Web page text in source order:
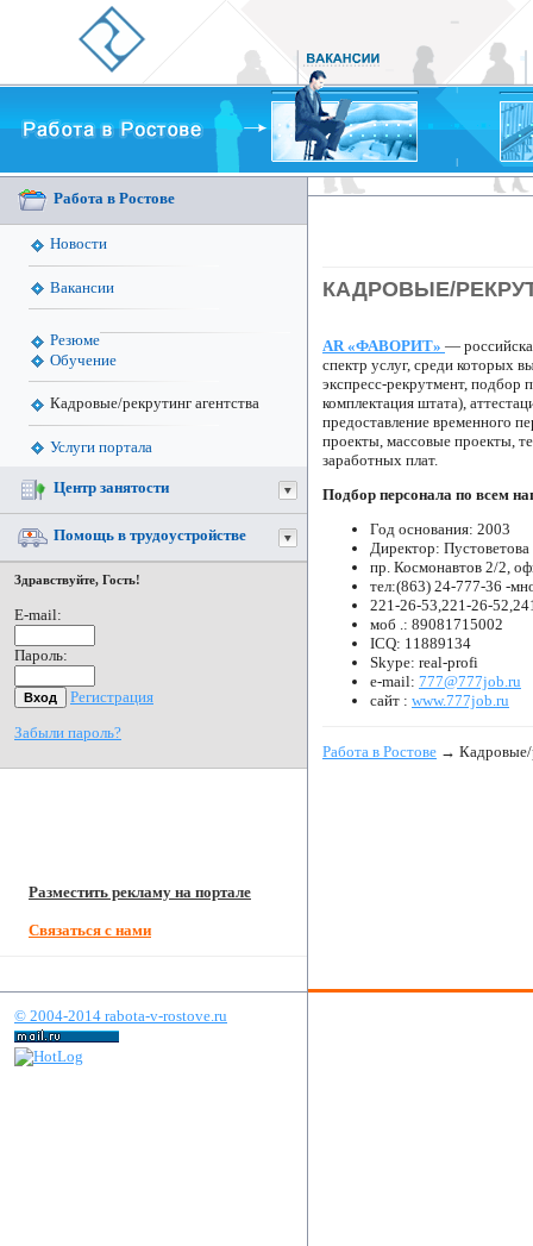
Работа в Ростове
Новости
Вакансии
Резюме
Обучение
Кадровые/рекрутинг агентства
Услуги портала
Центр занятости
Помощь в трудоустройстве
Здравствуйте, Гость!
E-mail:
Пароль:
Регистрация
Забыли пароль?
Разместить рекламу на портале
Связаться с нами
КАДРОВЫЕ/
AR «ФАВОРИТ» —
спектр услуг, среди которых
экспресс-рекрутмент, подбор
комплектация штата),
предоставление временного
проекты, массовые проекты,
заработных плат.
Подбор персонала по всем
Год основания: 2003
Директор:
пр. Космонавтов 2/2,
тел:(863) 24-777-36 -
221-26-53,221-26-
моб .: 89081715002
ICQ: 11889134
Skype: real-profi
e-mail: 777@777job.ru
сайт : www.777job.ru
Работа в Ростове → Кадровые/
© 2004-2014 rabota-v-rostove.ru